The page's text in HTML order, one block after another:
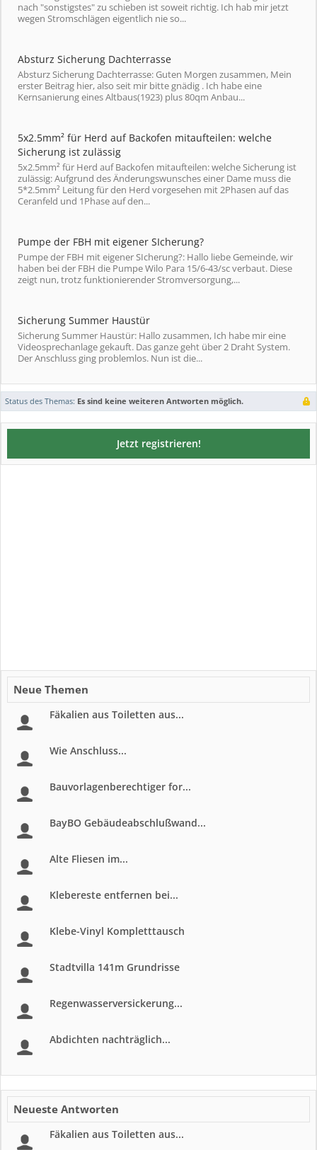
nach "sonstigstes" zu schieben ist soweit richtig. Ich hab mir jetzt
wegen Stromschlägen eigentlich nie so...
Absturz Sicherung Dachterrasse
Absturz Sicherung Dachterrasse: Guten Morgen zusammen, Mein
erster Beitrag hier, also seit mir bitte gnädig . Ich habe eine
Kernsanierung eines Altbaus(1923) plus 80qm Anbau...
5x2.5mm² für Herd auf Backofen mitaufteilen: welche
Sicherung ist zulässig
5x2.5mm² für Herd auf Backofen mitaufteilen: welche Sicherung ist
zulässig: Aufgrund des Änderungswunsches einer Dame muss die
5*2.5mm² Leitung für den Herd vorgesehen mit 2Phasen auf das
Ceranfeld und 1Phase auf den...
Pumpe der FBH mit eigener SIcherung?
Pumpe der FBH mit eigener SIcherung?: Hallo liebe Gemeinde, wir
haben bei der FBH die Pumpe Wilo Para 15/6-43/sc verbaut. Diese
zeigt nun, trotz funktionierender Stromversorgung,...
Sicherung Summer Haustür
Sicherung Summer Haustür: Hallo zusammen, Ich habe mir eine
Videosprechanlage gekauft. Das ganze geht über 2 Draht System.
Der Anschluss ging problemlos. Nun ist die...
Status des Themas: Es sind keine weiteren Antworten möglich.
Jetzt registrieren!
Neue Themen
Fäkalien aus Toiletten aus...
Wie Anschluss...
Bauvorlagenberechtiger for...
BayBO Gebäudeabschlußwand...
Alte Fliesen im...
Klebereste entfernen bei...
Klebe-Vinyl Kompletttausch
Stadtvilla 141m Grundrisse
Regenwasserversickerung...
Abdichten nachträglich...
Neueste Antworten
Fäkalien aus Toiletten aus...